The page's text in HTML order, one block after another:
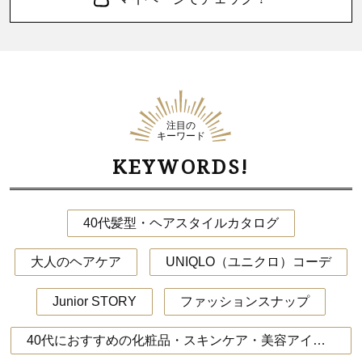
注目の
キーワード
KEYWORDS!
40代髪型・ヘアスタイルカタログ
大人のヘアケア UNIQLO（ユニクロ）コーデ
Junior STORY ファッションスナップ
40代におすすめの化粧品・スキンケア・美容アイテム